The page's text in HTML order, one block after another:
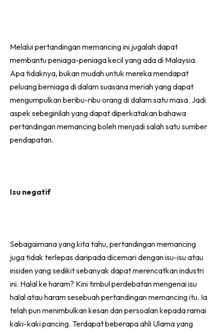
Melalui pertandingan memancing ini jugalah dapat
membantu peniaga-peniaga kecil yang ada di Malaysia.
Apa tidaknya, bukan mudah untuk mereka mendapat
peluang berniaga di dalam suasana meriah yang dapat
mengumpulkan beribu-ribu orang di dalam satu masa. Jadi
aspek sebeginilah yang dapat diperkatakan bahawa
pertandingan memancing boleh menjadi salah satu sumber
pendapatan.
Isu negatif
Sebagaimana yang kita tahu, pertandingan memancing
juga tidak terlepas daripada dicemari dengan isu-isu atau
insiden yang sedikit sebanyak dapat merencatkan industri
ini. Halal ke haram? Kini timbul perdebatan mengenai isu
halal atau haram sesebuah pertandingan memancing itu. Ia
telah pun menimbulkan kesan dan persoalan kepada ramai
kaki-kaki pancing. Terdapat beberapa ahli Ulama yang